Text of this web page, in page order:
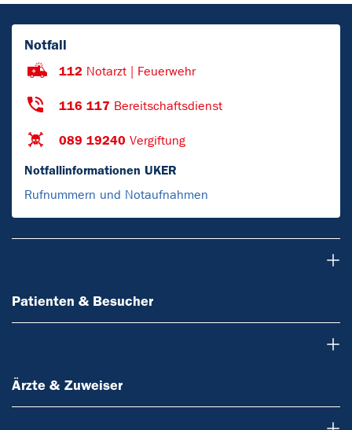
Notfall
112 Notarzt | Feuerwehr
116 117 Bereitschaftsdienst
089 19240 Vergiftung
Notfallinformationen UKER
Rufnummern und Notaufnahmen
Patienten & Besucher
Ärzte & Zuweiser